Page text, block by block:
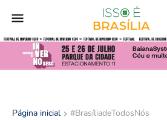
Página inicial #BrasíliadeTodosNós